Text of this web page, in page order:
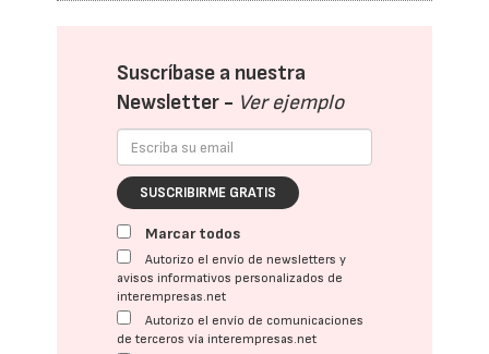
Suscríbase a nuestra
Newsletter - Ver ejemplo
SUSCRIBIRME GRATIS
Marcar todos
Autorizo el envío de newsletters y
avisos informativos personalizados de
interempresas.net
Autorizo el envío de comunicaciones
de terceros vía interempresas.net